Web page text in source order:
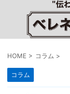
HOME > コラム >
コラム